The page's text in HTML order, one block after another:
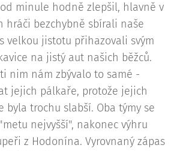
minule hodně zlepšil, hlavně v
hráči bezchybně sbírali naše
velkou jistotu přihazovali svým
na jistý aut našich běžců.
nim nám zbývalo to samé -
jejich pálkaře, protože jejich
byla trochu slabší. Oba týmy se
nejvyšší", nakonec výhru
z Hodonína. Vyrovnaný zápas